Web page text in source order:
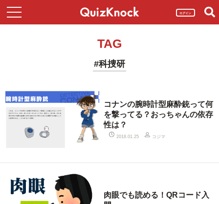
ログイン
TAG
#科捜研
コナンの腕時計型麻酔銃って何
を撃ってる？おっちゃんの依存
性は？
2018.01.25 コジマ
肉眼でも読める！QRコード入